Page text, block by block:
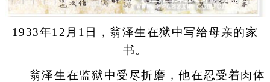
1933年12月1日，翁泽生在狱中写给母亲的家
书。
翁泽生在监狱中受尽折磨，他在忍受着肉体